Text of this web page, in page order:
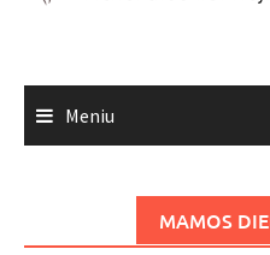
Meniu
MAMOS